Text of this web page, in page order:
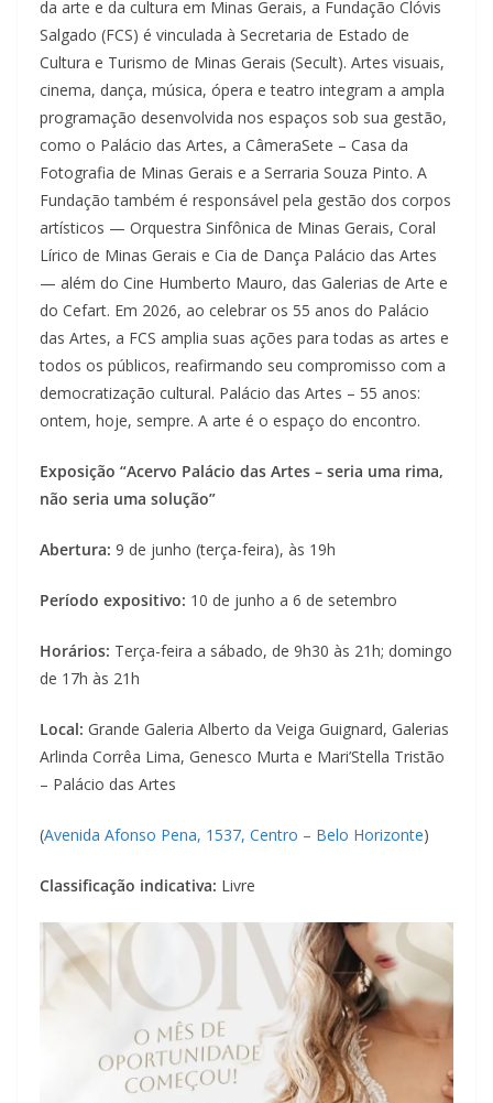
da arte e da cultura em Minas Gerais, a Fundação Clóvis
Salgado (FCS) é vinculada à Secretaria de Estado de
Cultura e Turismo de Minas Gerais (Secult). Artes visuais,
cinema, dança, música, ópera e teatro integram a ampla
programação desenvolvida nos espaços sob sua gestão,
como o Palácio das Artes, a CâmeraSete – Casa da
Fotografia de Minas Gerais e a Serraria Souza Pinto. A
Fundação também é responsável pela gestão dos corpos
artísticos — Orquestra Sinfônica de Minas Gerais, Coral
Lírico de Minas Gerais e Cia de Dança Palácio das Artes
— além do Cine Humberto Mauro, das Galerias de Arte e
do Cefart. Em 2026, ao celebrar os 55 anos do Palácio
das Artes, a FCS amplia suas ações para todas as artes e
todos os públicos, reafirmando seu compromisso com a
democratização cultural. Palácio das Artes – 55 anos:
ontem, hoje, sempre. A arte é o espaço do encontro.
Exposição “Acervo Palácio das Artes – seria uma rima,
não seria uma solução”
Abertura: 9 de junho (terça-feira), às 19h
Período expositivo: 10 de junho a 6 de setembro
Horários: Terça-feira a sábado, de 9h30 às 21h; domingo
de 17h às 21h
Local: Grande Galeria Alberto da Veiga Guignard, Galerias
Arlinda Corrêa Lima, Genesco Murta e Mari’Stella Tristão
– Palácio das Artes
(Avenida Afonso Pena, 1537, Centro – Belo Horizonte)
Classificação indicativa: Livre